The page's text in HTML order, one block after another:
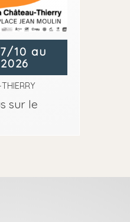
10 au
sur le